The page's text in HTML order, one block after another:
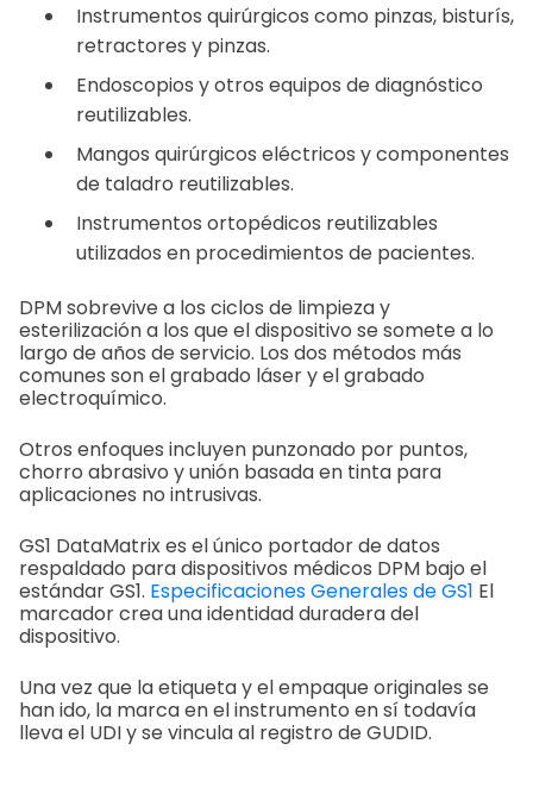
Instrumentos quirúrgicos como pinzas, bisturís,
retractores y pinzas.
Endoscopios y otros equipos de diagnóstico
reutilizables.
Mangos quirúrgicos eléctricos y componentes
de taladro reutilizables.
Instrumentos ortopédicos reutilizables
utilizados en procedimientos de pacientes.
DPM sobrevive a los ciclos de limpieza y
esterilización a los que el dispositivo se somete a lo
largo de años de servicio. Los dos métodos más
comunes son el grabado láser y el grabado
electroquímico.
Otros enfoques incluyen punzonado por puntos,
chorro abrasivo y unión basada en tinta para
aplicaciones no intrusivas.
GS1 DataMatrix es el único portador de datos
respaldado para dispositivos médicos DPM bajo el
estándar GS1. Especificaciones Generales de GS1 El
marcador crea una identidad duradera del
dispositivo.
Una vez que la etiqueta y el empaque originales se
han ido, la marca en el instrumento en sí todavía
lleva el UDI y se vincula al registro de GUDID.